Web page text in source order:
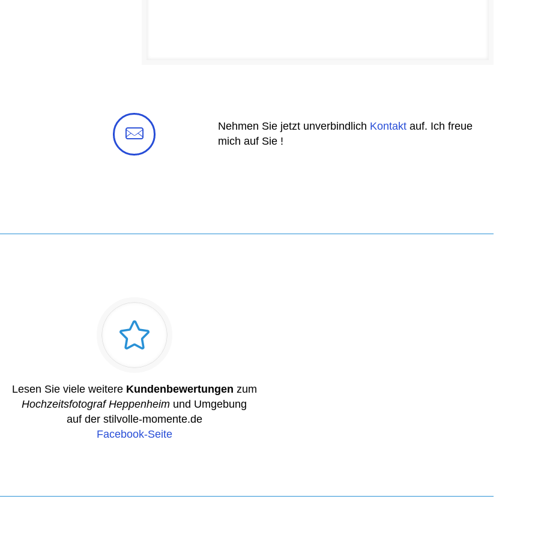
Nehmen Sie jetzt unverbindlich Kontakt auf. Ich freue
mich auf Sie !
Lesen Sie viele weitere Kundenbewertungen zum
Hochzeitsfotograf Heppenheim und Umgebung
auf der stilvolle-momente.de
Facebook-Seite